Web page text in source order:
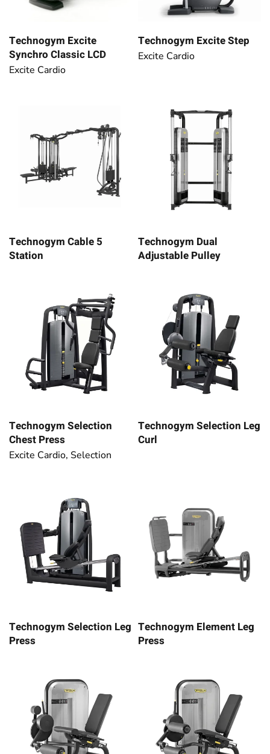
Technogym Excite
Synchro Classic LCD
Excite Cardio
Technogym Excite Step
Excite Cardio
Technogym Cable 5
Station
Technogym Dual
Adjustable Pulley
Technogym Selection
Chest Press
Excite Cardio, Selection
Technogym Selection Leg
Curl
Technogym Selection Leg
Press
Technogym Element Leg
Press